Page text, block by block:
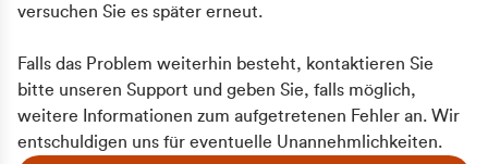
versuchen Sie es später erneut.
Falls das Problem weiterhin besteht, kontaktieren Sie
bitte unseren Support und geben Sie, falls möglich,
weitere Informationen zum aufgetretenen Fehler an. Wir
entschuldigen uns für eventuelle Unannehmlichkeiten.